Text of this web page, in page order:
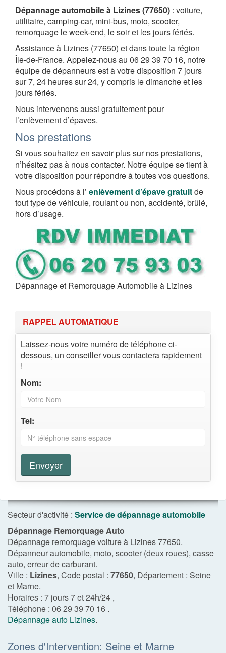
Dépannage automobile à Lizines (77650) : voiture,
utilitaire, camping-car, mini-bus, moto, scooter,
remorquage le week-end, le soir et les jours fériés.
Assistance à Lizines (77650) et dans toute la région
Île-de-France. Appelez-nous au 06 29 39 70 16, notre
équipe de dépanneurs est à votre disposition 7 jours
sur 7, 24 heures sur 24, y compris le dimanche et les
jours fériés.
Nous intervenons aussi gratuitement pour
l’enlèvement d’épaves.
Nos prestations
Si vous souhaitez en savoir plus sur nos prestations,
n’hésitez pas à nous contacter. Notre équipe se tient à
votre disposition pour répondre à toutes vos questions.
Nous procédons à l’ enlèvement d’épave gratuitde
tout type de véhicule, roulant ou non, accidenté, brûlé,
hors d’usage.
Dépannage et Remorquage Automobile à Lizines
RAPPEL AUTOMATIQUE
Laissez-nous votre numéro de téléphone ci-
dessous, un conseiller vous contactera rapidement
!
Nom:
Tel:
Envoyer
Secteur d'activité : Service de dépannage automobile
Dépannage Remorquage Auto
Dépannage remorquage voiture à Lizines 77650.
Dépanneur automobile, moto, scooter (deux roues), casse
auto, erreur de carburant.
Ville : Lizines, Code postal : 77650, Département : Seine
et Marne.
Horaires : 7 jours 7 et 24h/24 ,
Téléphone : 06 29 39 70 16 .
Dépannage auto Lizines.
Zones d'Intervention: Seine et Marne